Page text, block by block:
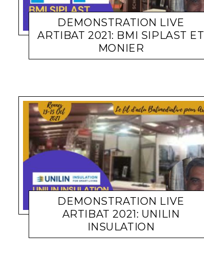
DEMONSTRATION LIVE
ARTIBAT 2021: BMI SIPLAST ET
MONIER
MICHEL SOUFIR 22 OCTOBRE 2021
DEMONSTRATION LIVE
ARTIBAT 2021: UNILIN
INSULATION
MICHEL SOUFIR 22 OCTOBRE 2021